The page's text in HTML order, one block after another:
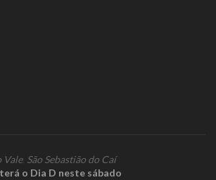
Vale, São Sebastião do Caí
o Dia D neste sábado